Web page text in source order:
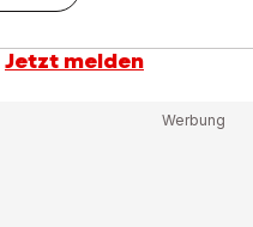
Jetzt melden